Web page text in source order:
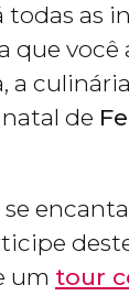
todas as
que
a
de
um tour